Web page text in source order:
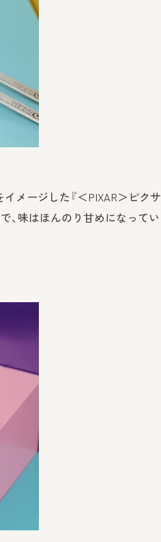
メージした『＜PIXAR＞ピクサ
で、味はほんのり甘めになってい